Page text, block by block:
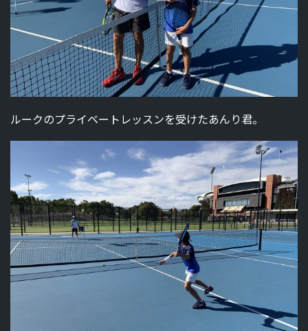
ルークのプライベートレッスンを受けたあんり君。